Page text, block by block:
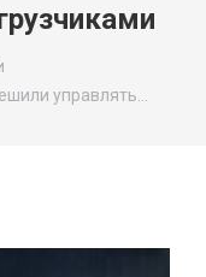
управлять…